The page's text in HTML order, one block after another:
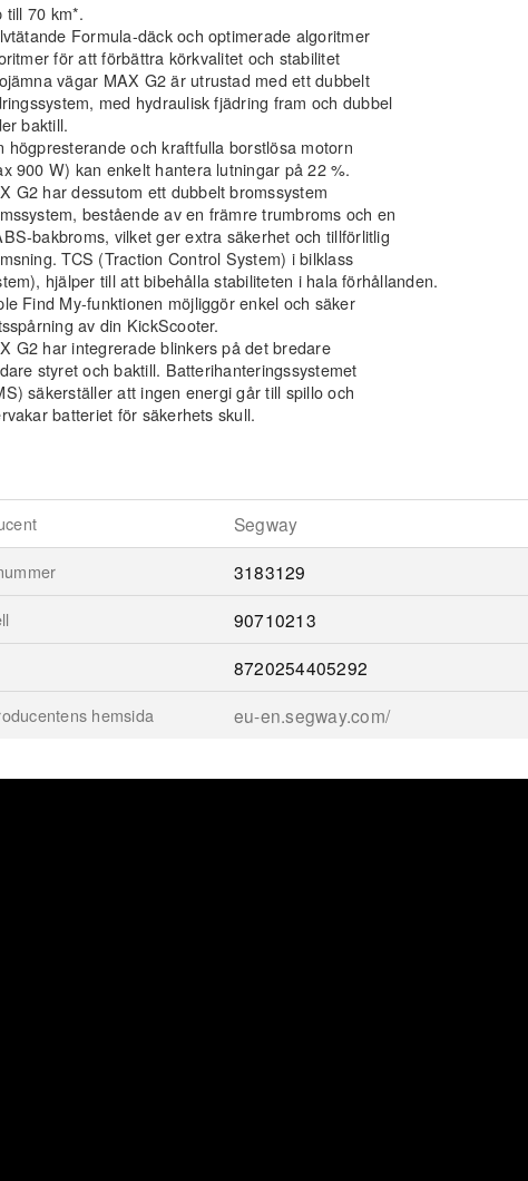
till 70 km*.
Formula-däck och optimerade algoritmer
för att förbättra körkvalitet och stabilitet
vägar MAX G2 är utrustad med ett dubbelt
med hydraulisk fjädring fram och dubbel
baktill.
högpresterande och kraftfulla borstlösa motorn
900 W) kan enkelt hantera lutningar på 22 %.
G2 har dessutom ett dubbelt bromssystem
bestående av en främre trumbroms och en
bakbroms, vilket ger extra säkerhet och tillförlitlig
TCS (Traction Control System) i bilklass
hjälper till att bibehålla stabiliteten i hala förhållanden.
Find My-funktionen möjliggör enkel och säker
av din KickScooter.
G2 har integrerade blinkers på det bredare
styret och baktill. Batterihanteringssystemet
säkerställer att ingen energi går till spillo och
batteriet för säkerhets skull.
Segway
3183129
90710213
8720254405292
hemsida eu-en.segway.com/